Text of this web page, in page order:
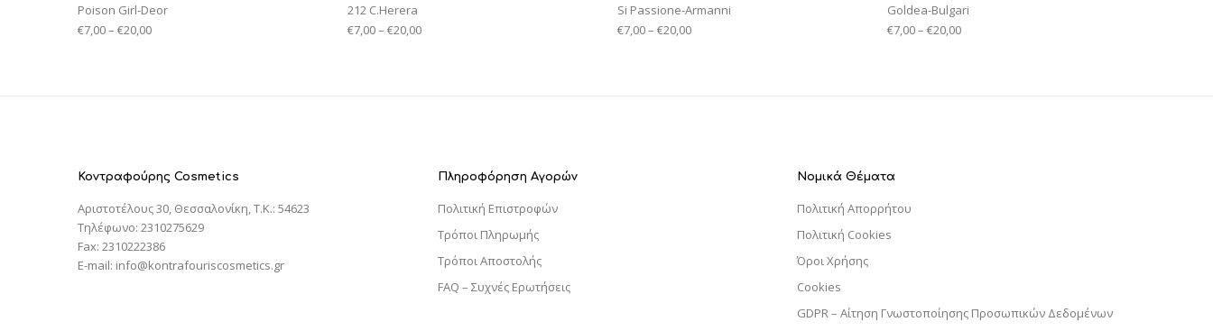
Poison Girl-Deor
€7,00– €20,00
212 C.Herera
€7,00– €20,00
Si Passione-Armanni
€7,00– €20,00
Goldea-Bulgari
€7,00– €20,00
Κοντραφούρης Cosmetics
Αριστοτέλους 30, Θεσσαλονίκη, T.K.: 54623
Τηλέφωνο: 2310275629
Fax: 2310222386
E-mail: info@kontrafouriscosmetics.gr
Πληροφόρηση Αγορών
Πολιτική Επιστροφών
Τρόποι Πληρωμής
Τρόποι Αποστολής
FAQ – Συχνές Ερωτήσεις
Νομικά Θέματα
Πολιτική Απορρήτου
Πολιτική Cookies
Όροι Χρήσης
Cookies
GDPR – Αίτηση Γνωστοποίησης Προσωπικών Δεδομένων